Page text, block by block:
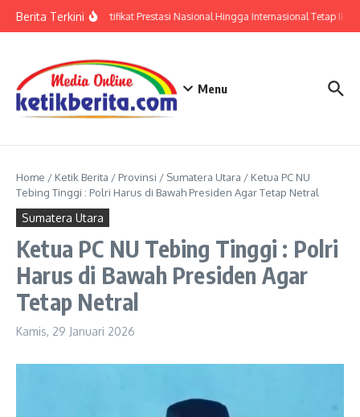
Berita TerkiniPolri: Sertifikat Prestasi Nasional Hingga Internasional Tetap Ikuti
Menu
Home / Ketik Berita / Provinsi / Sumatera Utara / Ketua PC NU
Tebing Tinggi : Polri Harus di Bawah Presiden Agar Tetap Netral
Sumatera Utara
Ketua PC NU Tebing Tinggi : Polri
Harus di Bawah Presiden Agar
Tetap Netral
Kamis, 29 Januari 2026